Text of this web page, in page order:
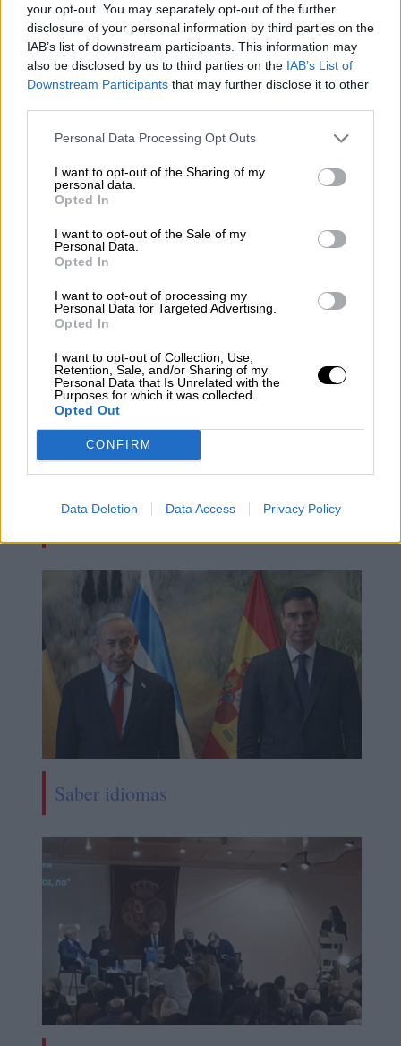
your opt-out. You may separately opt-out of the further
disclosure of your personal information by third parties on the
IAB’s list of downstream participants. This information may
also be disclosed by us to third parties on the IAB’s List of
Downstream Participants that may further disclose it to other
Personal Data Processing Opt Outs
I want to opt-out of the Sharing of my
personal data.
Opted In
I want to opt-out of the Sale of my
Personal Data.
Opted In
I want to opt-out of processing my
Personal Data for Targeted Advertising.
Opted In
I want to opt-out of Collection, Use,
Retention, Sale, and/or Sharing of my
Personal Data that Is Unrelated with the
Purposes for which it was collected.
Opted Out
CONFIRM
Data Deletion Data Access Privacy Policy
¿QUÉ ESTÁ PASANDO EN EL
MUNDO? | Búnkeres, centros de
coordinación y comuniación
Saber idiomas